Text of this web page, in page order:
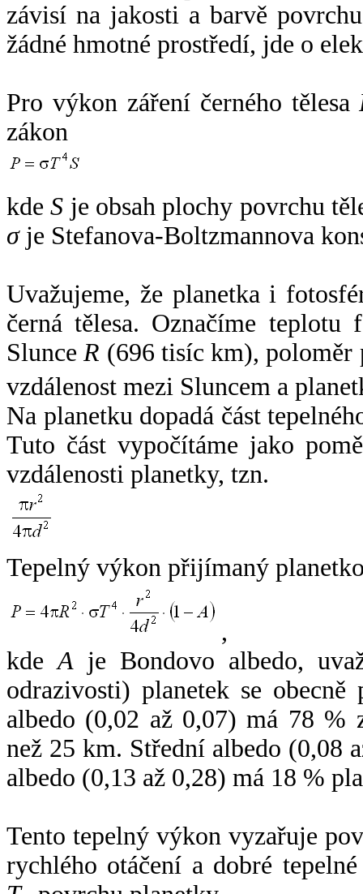
závisí na jakosti a barvě
žádné hmotné prostředí, jde o
Pro výkon záření černého tělesa
zákon
kdeS je obsah plochy povrchu
σje Stefanova-Boltzmannova
Uvažujeme, že planetka i
černá tělesa. Označíme
SlunceR (696 tisíc km),
vzdálenost mezi Sluncem a
Na planetku dopadá část
Tuto část vypočítáme jako
vzdálenosti planetky, tzn.
Tepelný výkon přijímaný
,
kdeA je Bondovo albedo,
odrazivosti) planetek se
albedo (0,02 až 0,07) má 78 %
než 25 km. Střední albedo (0,08
albedo (0,13 až 0,28) má 18 %
Tento tepelný výkon vyzařuje
rychlého otáčení a dobré